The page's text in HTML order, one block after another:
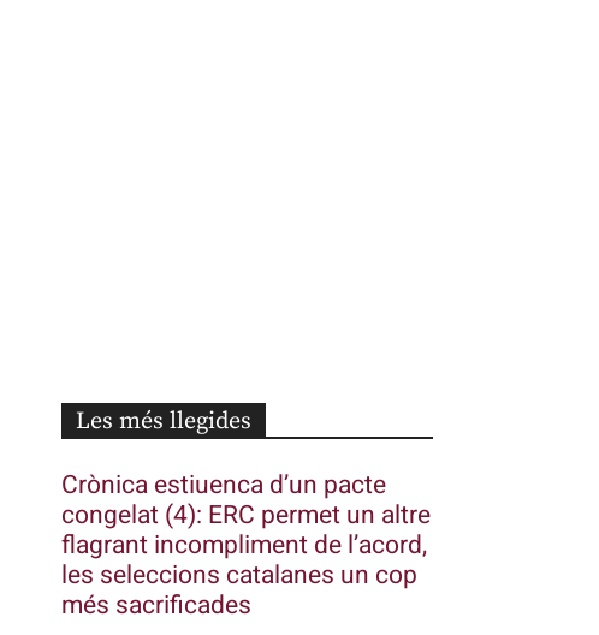
Les més llegides
Crònica estiuenca d’un pacte
congelat (4): ERC permet un altre
flagrant incompliment de l’acord,
les seleccions catalanes un cop
més sacrificades